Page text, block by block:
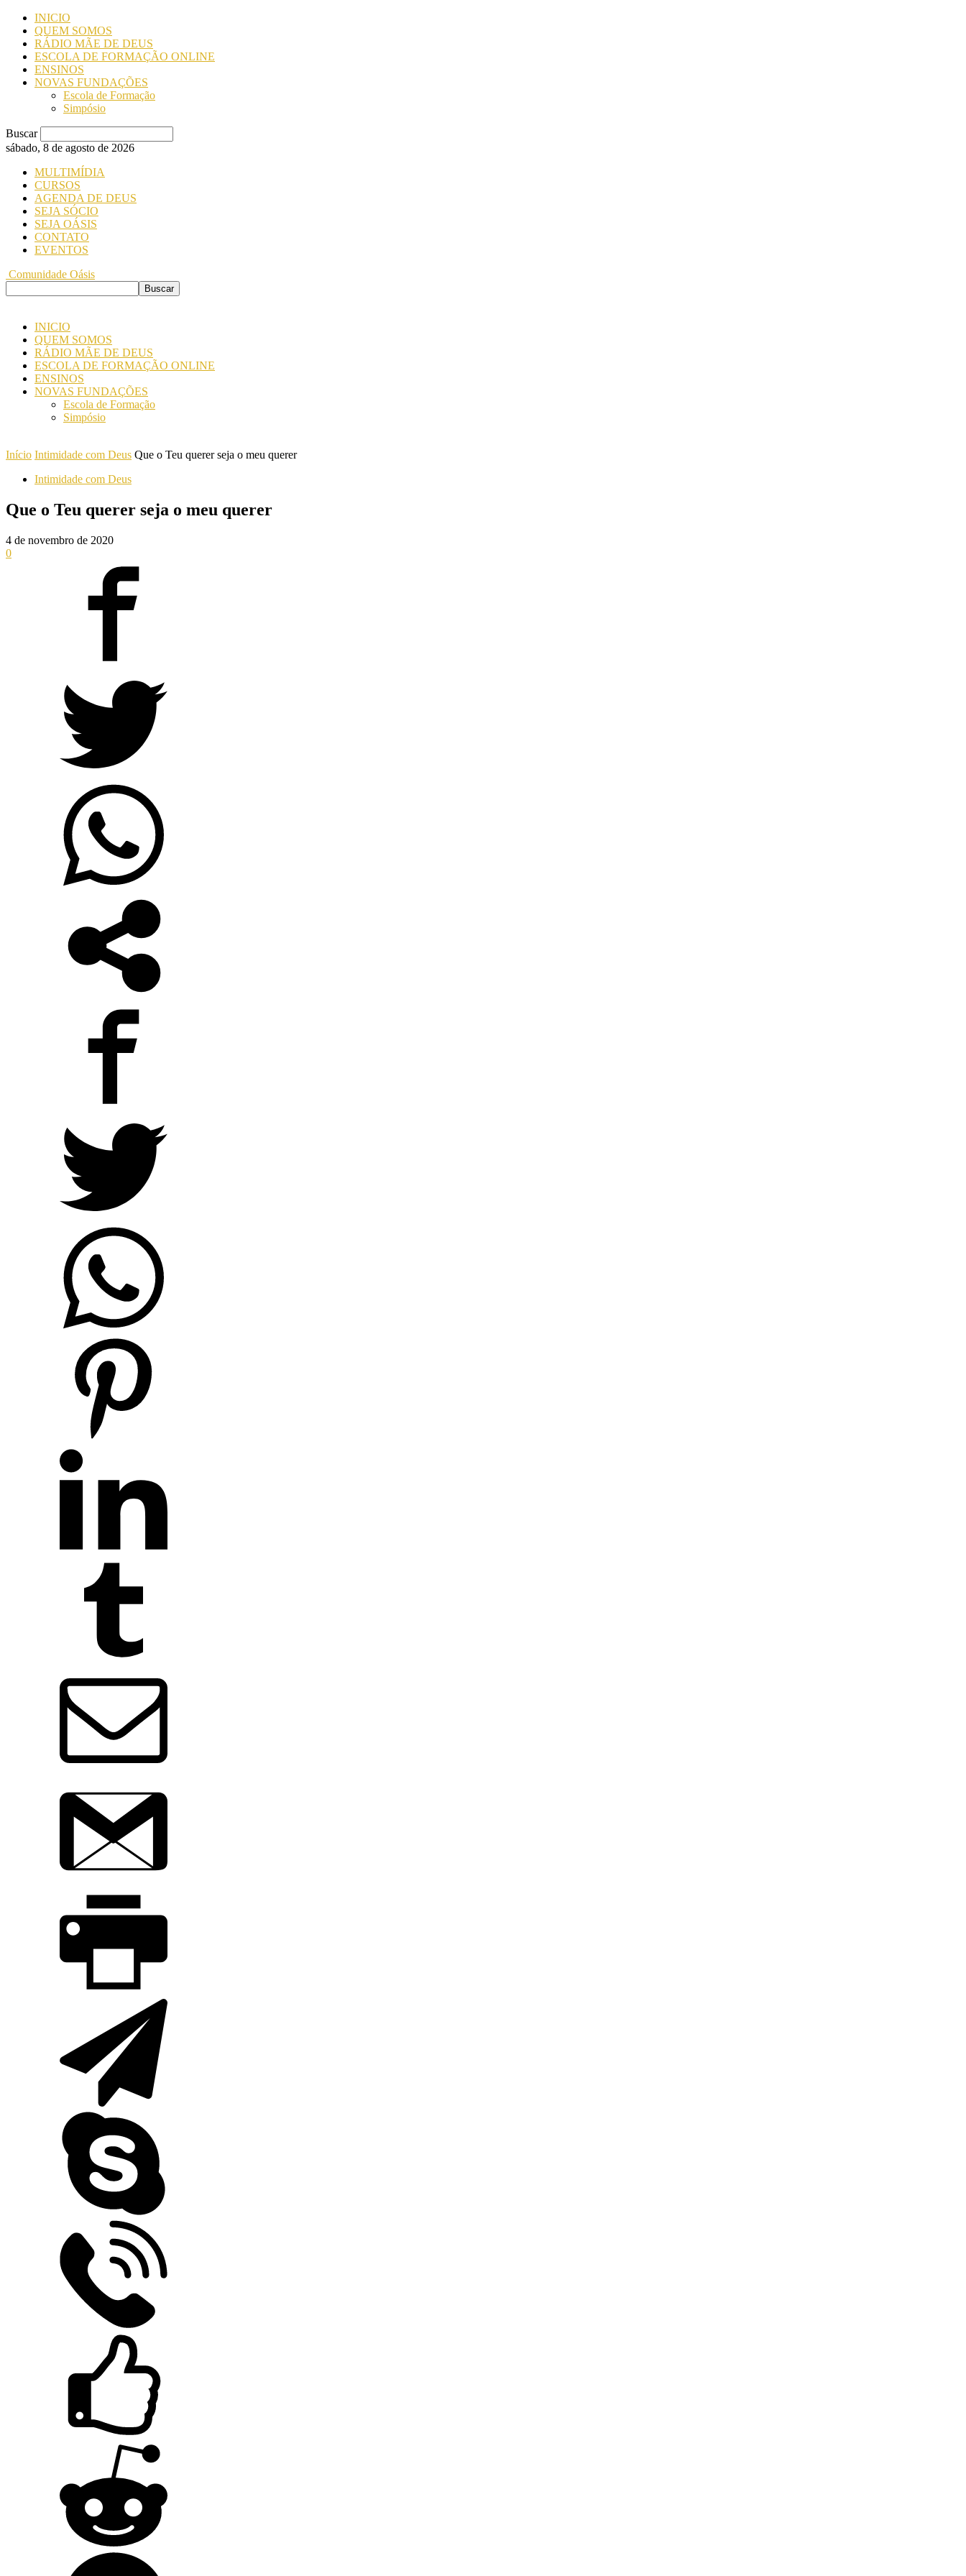
INICIO
QUEM SOMOS
RÁDIO MÃE DE DEUS
ESCOLA DE FORMAÇÃO ONLINE
ENSINOS
NOVAS FUNDAÇÕES
Escola de Formação
Simpósio
Buscar
sábado, 8 de agosto de 2026
MULTIMÍDIA
CURSOS
AGENDA DE DEUS
SEJA SÓCIO
SEJA OÁSIS
CONTATO
EVENTOS
Comunidade Oásis
INICIO
QUEM SOMOS
RÁDIO MÃE DE DEUS
ESCOLA DE FORMAÇÃO ONLINE
ENSINOS
NOVAS FUNDAÇÕES
Escola de Formação
Simpósio
Início Intimidade com Deus Que o Teu querer seja o meu querer
Intimidade com Deus
Que o Teu querer seja o meu querer
4 de novembro de 2020
0